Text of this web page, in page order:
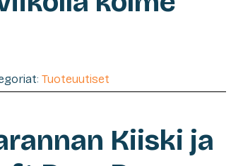
Tuoteuutiset
Kiiski ja